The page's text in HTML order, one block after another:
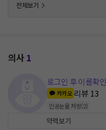
전체보기
의사1
로그인 후 이름확인
카카오 리뷰 13
인공눈물 처방(2)
약력보기